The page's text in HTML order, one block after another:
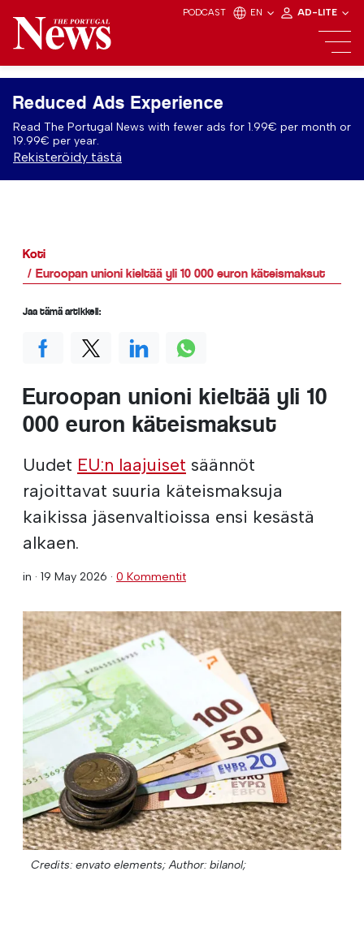
PODCAST EN AD-LITE
Reduced Ads Experience
Read The Portugal News with fewer ads for 1.99€ per month or
19.99€ per year.
Rekisteröidy tästä
Koti
Euroopan unioni kieltää yli 10 000 euron käteismaksut
Euroopan unioni kieltää yli 10
000 euron käteismaksut
Uudet EU:n laajuiset säännöt
rajoittavat suuria käteismaksuja
kaikissa jäsenvaltioissa ensi kesästä
alkaen.
in · 19 May 2026 · 0 Kommentit
Credits: envato elements; Author: bilanol;
Jaa tämä artikkeli: